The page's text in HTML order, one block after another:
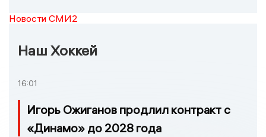
Новости СМИ2
Наш Хоккей
16:01
Игорь Ожиганов продлил контракт с
«Динамо» до 2028 года